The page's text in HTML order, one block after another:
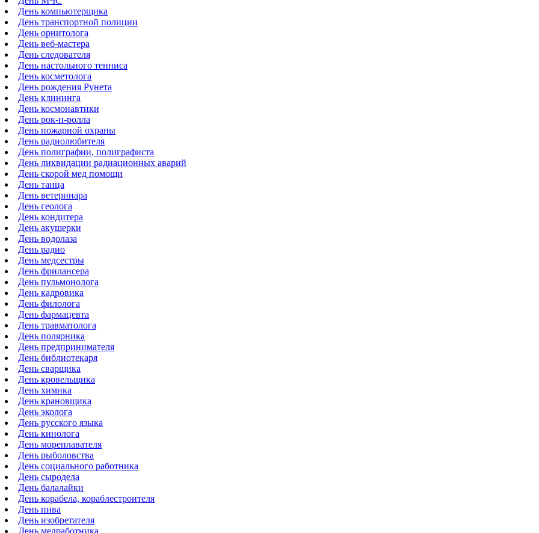
День компьютерщика
День транспортной полиции
День орнитолога
День веб-мастера
День следователя
День настольного тенниса
День косметолога
День рождения Рунета
День клининга
День космонавтики
День рок-н-ролла
День пожарной охраны
День радиолюбителя
День полиграфии, полиграфиста
День ликвидации радиационных аварий
День скорой мед помощи
День танца
День ветеринара
День геолога
День кондитера
День акушерки
День водолаза
День радио
День медсестры
День фрилансера
День пульмонолога
День кадровика
День филолога
День фармацевта
День травматолога
День полярника
День предпринимателя
День библиотекаря
День сварщика
День кровельщика
День химика
День крановщика
День эколога
День русского языка
День кинолога
День мореплавателя
День рыболовства
День социального работника
День сыродела
День балалайки
День корабела, кораблестроителя
День пива
День изобретателя
День медработника